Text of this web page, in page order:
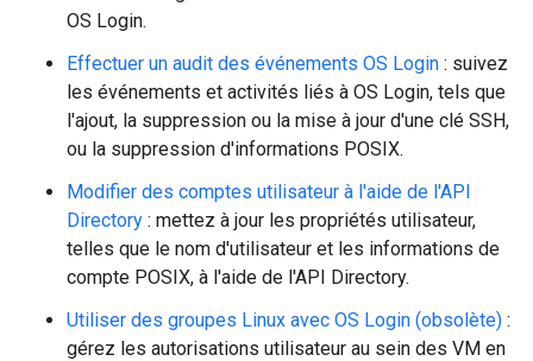
OS Login.
Effectuer un audit des événements OS Login : suivez
les événements et activités liés à OS Login, tels que
l'ajout, la suppression ou la mise à jour d'une clé SSH,
ou la suppression d'informations POSIX.
Modifier des comptes utilisateur à l'aide de l'API
Directory : mettez à jour les propriétés utilisateur,
telles que le nom d'utilisateur et les informations de
compte POSIX, à l'aide de l'API Directory.
Utiliser des groupes Linux avec OS Login (obsolète) :
gérez les autorisations utilisateur au sein des VM en